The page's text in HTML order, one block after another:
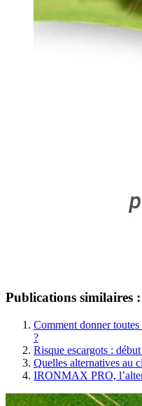
Publications similaires :
Comment donner toutes
?
Risque escargots :
Quelles alternatives au
IRONMAX PRO,